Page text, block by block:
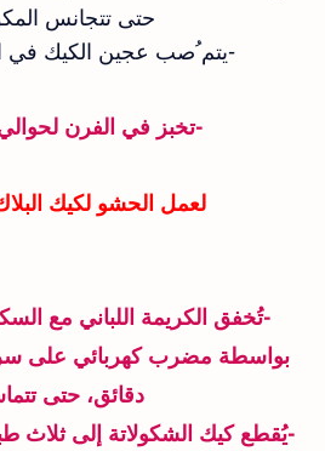
حتى تتجانس
-يتم ُصب عجين الكيك في
-تخبز في الفرن لحوالي 35
لعمل الحشو لكيك
-تُخفق الكريمة اللباني مع السكر
دقائق، حتى
-يُقطع كيك الشكولاتة إلى ثلاث